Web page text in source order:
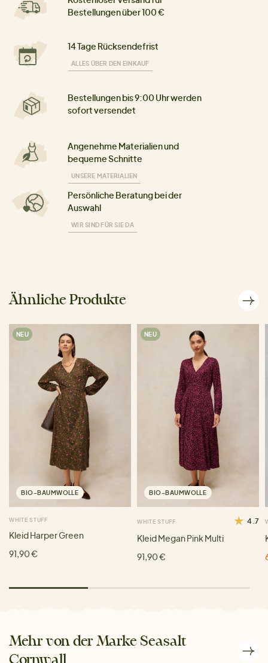
Bestellungen über 100 €
14 Tage Rücksendefrist
ALLES ÜBER DEN EINKAUF
Bestellungen bis 9:00 Uhr werden
sofort versendet
Angenehme Materialien und
bequeme Schnitte
UNSERE MATERIALIEN
Persönliche Beratung bei der
Auswahl
WIR SIND FÜR SIE DA
Ähnliche Produkte
NEU
BIO-BAUMWOLLE
WHITE STUFF
Kleid Harper Green
91,90 €
NEU
BIO-BAUMWOLLE
WHITE STUFF 4.7
Kleid Megan Pink Multi
91,90 €
Mehr von der Marke Seasalt